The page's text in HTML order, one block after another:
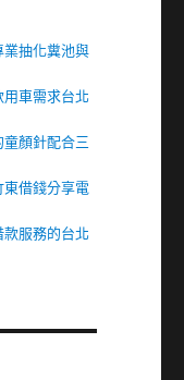
抽化糞池與
車需求台北
顏針配合三
借錢分享電
服務的台北